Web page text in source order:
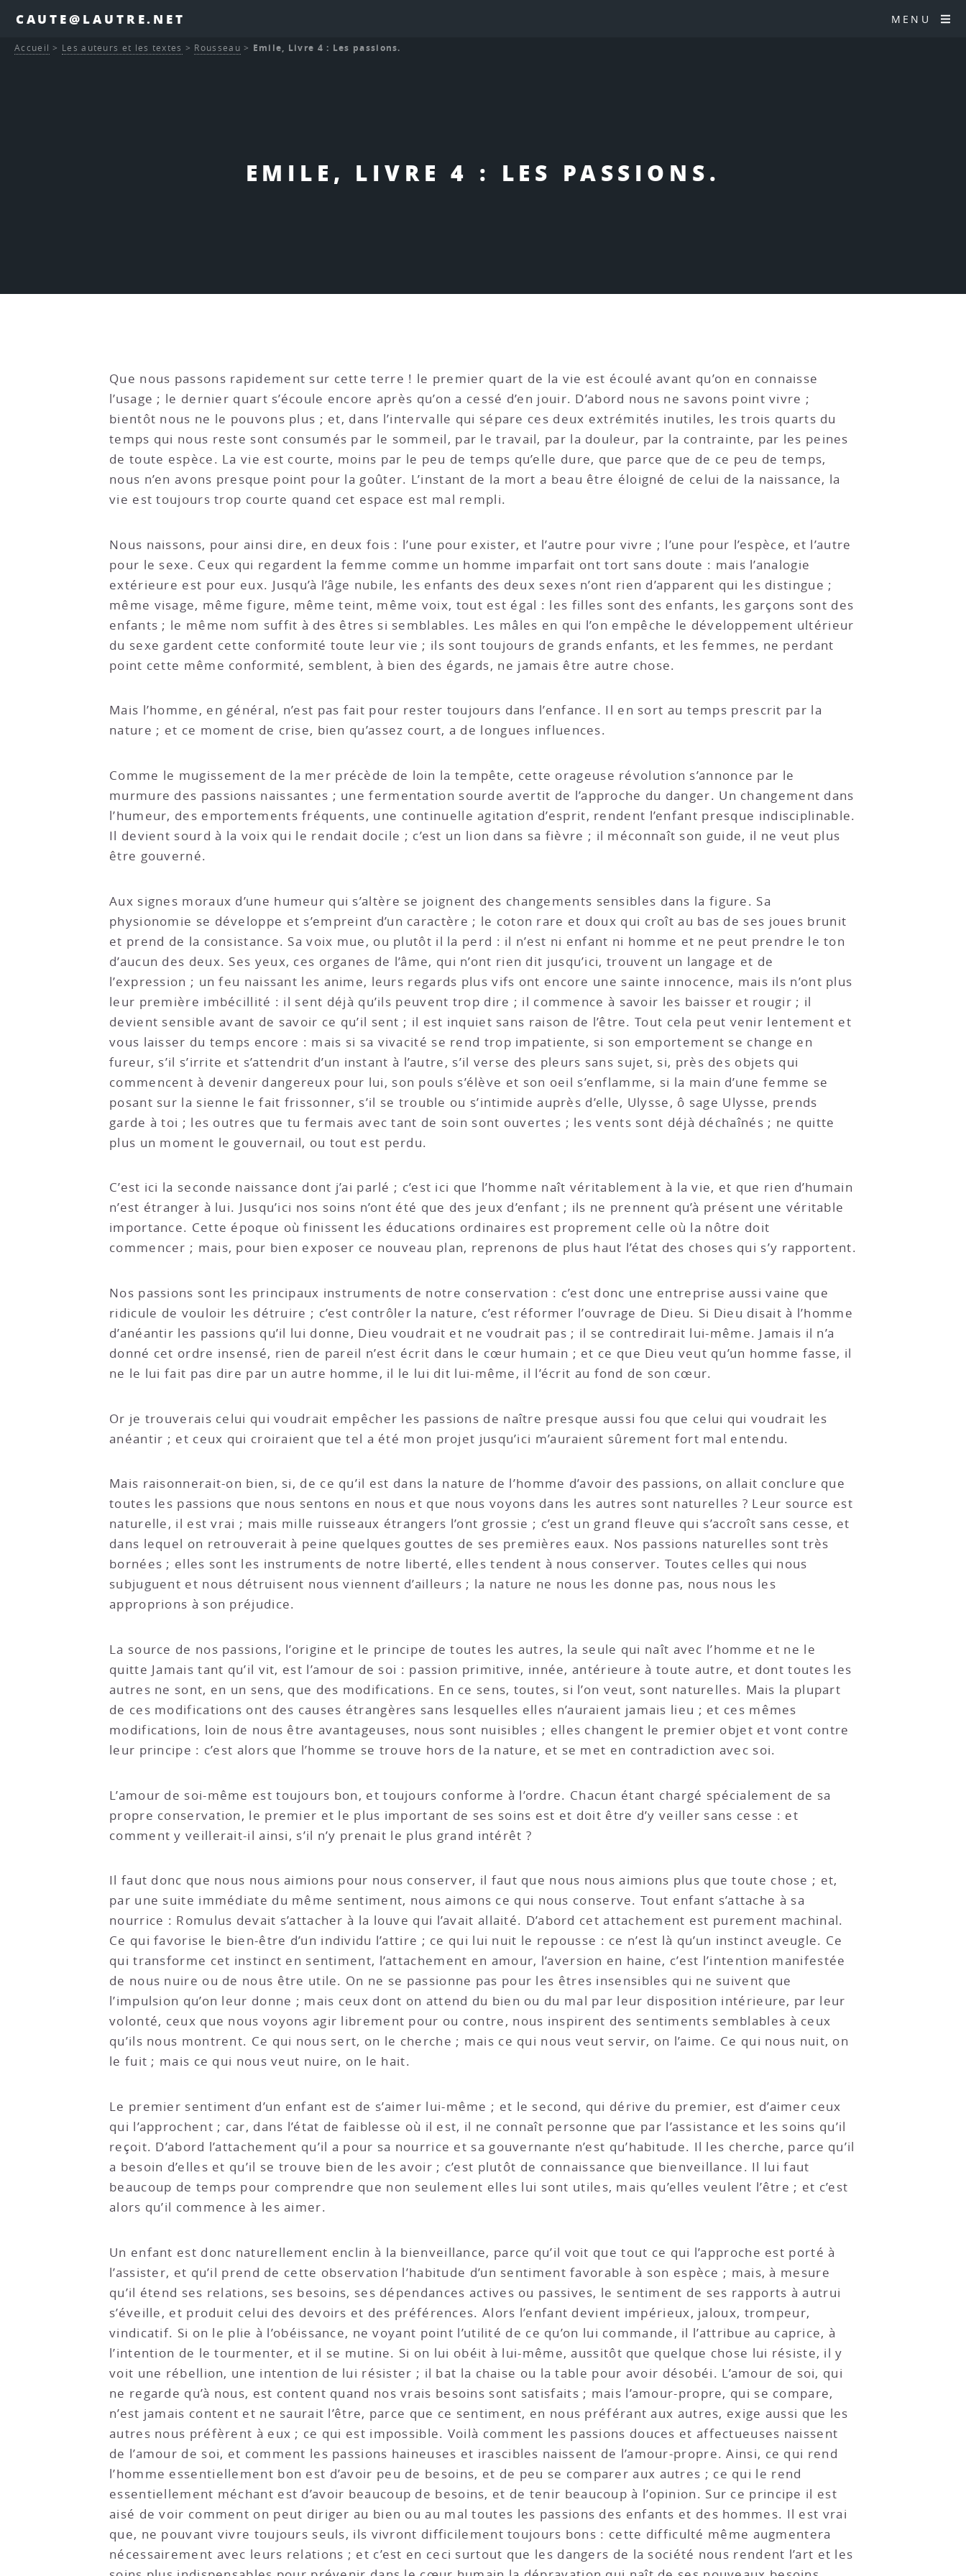
CAUTE@LAUTRE.NET MENU
EMILE, LIVRE 4 : LES PASSIONS.
Accueil > Les auteurs et les textes > Rousseau > Emile, Livre 4 : Les passions.
Que nous passons rapidement sur cette terre ! le premier quart de la vie est écoulé avant qu’on en connaisse
l’usage ; le dernier quart s’écoule encore après qu’on a cessé d’en jouir. D’abord nous ne savons point vivre ;
bientôt nous ne le pouvons plus ; et, dans l’intervalle qui sépare ces deux extrémités inutiles, les trois quarts du
temps qui nous reste sont consumés par le sommeil, par le travail, par la douleur, par la contrainte, par les peines
de toute espèce. La vie est courte, moins par le peu de temps qu’elle dure, que parce que de ce peu de temps,
nous n’en avons presque point pour la goûter. L’instant de la mort a beau être éloigné de celui de la naissance, la
vie est toujours trop courte quand cet espace est mal rempli.
Nous naissons, pour ainsi dire, en deux fois : l’une pour exister, et l’autre pour vivre ; l’une pour l’espèce, et l’autre
pour le sexe. Ceux qui regardent la femme comme un homme imparfait ont tort sans doute : mais l’analogie
extérieure est pour eux. Jusqu’à l’âge nubile, les enfants des deux sexes n’ont rien d’apparent qui les distingue ;
même visage, même figure, même teint, même voix, tout est égal : les filles sont des enfants, les garçons sont des
enfants ; le même nom suffit à des êtres si semblables. Les mâles en qui l’on empêche le développement ultérieur
du sexe gardent cette conformité toute leur vie ; ils sont toujours de grands enfants, et les femmes, ne perdant
point cette même conformité, semblent, à bien des égards, ne jamais être autre chose.
Mais l’homme, en général, n’est pas fait pour rester toujours dans l’enfance. Il en sort au temps prescrit par la
nature ; et ce moment de crise, bien qu’assez court, a de longues influences.
Comme le mugissement de la mer précède de loin la tempête, cette orageuse révolution s’annonce par le
murmure des passions naissantes ; une fermentation sourde avertit de l’approche du danger. Un changement dans
l’humeur, des emportements fréquents, une continuelle agitation d’esprit, rendent l’enfant presque indisciplinable.
Il devient sourd à la voix qui le rendait docile ; c’est un lion dans sa fièvre ; il méconnaît son guide, il ne veut plus
être gouverné.
Aux signes moraux d’une humeur qui s’altère se joignent des changements sensibles dans la figure. Sa
physionomie se développe et s’empreint d’un caractère ; le coton rare et doux qui croît au bas de ses joues brunit
et prend de la consistance. Sa voix mue, ou plutôt il la perd : il n’est ni enfant ni homme et ne peut prendre le ton
d’aucun des deux. Ses yeux, ces organes de l’âme, qui n’ont rien dit jusqu’ici, trouvent un langage et de
l’expression ; un feu naissant les anime, leurs regards plus vifs ont encore une sainte innocence, mais ils n’ont plus
leur première imbécillité : il sent déjà qu’ils peuvent trop dire ; il commence à savoir les baisser et rougir ; il
devient sensible avant de savoir ce qu’il sent ; il est inquiet sans raison de l’être. Tout cela peut venir lentement et
vous laisser du temps encore : mais si sa vivacité se rend trop impatiente, si son emportement se change en
fureur, s’il s’irrite et s’attendrit d’un instant à l’autre, s’il verse des pleurs sans sujet, si, près des objets qui
commencent à devenir dangereux pour lui, son pouls s’élève et son oeil s’enflamme, si la main d’une femme se
posant sur la sienne le fait frissonner, s’il se trouble ou s’intimide auprès d’elle, Ulysse, ô sage Ulysse, prends
garde à toi ; les outres que tu fermais avec tant de soin sont ouvertes ; les vents sont déjà déchaînés ; ne quitte
plus un moment le gouvernail, ou tout est perdu.
C’est ici la seconde naissance dont j’ai parlé ; c’est ici que l’homme naît véritablement à la vie, et que rien d’humain
n’est étranger à lui. Jusqu’ici nos soins n’ont été que des jeux d’enfant ; ils ne prennent qu’à présent une véritable
importance. Cette époque où finissent les éducations ordinaires est proprement celle où la nôtre doit
commencer ; mais, pour bien exposer ce nouveau plan, reprenons de plus haut l’état des choses qui s’y rapportent.
Nos passions sont les principaux instruments de notre conservation : c’est donc une entreprise aussi vaine que
ridicule de vouloir les détruire ; c’est contrôler la nature, c’est réformer l’ouvrage de Dieu. Si Dieu disait à l’homme
d’anéantir les passions qu’il lui donne, Dieu voudrait et ne voudrait pas ; il se contredirait lui-même. Jamais il n’a
donné cet ordre insensé, rien de pareil n’est écrit dans le cœur humain ; et ce que Dieu veut qu’un homme fasse, il
ne le lui fait pas dire par un autre homme, il le lui dit lui-même, il l’écrit au fond de son cœur.
Or je trouverais celui qui voudrait empêcher les passions de naître presque aussi fou que celui qui voudrait les
anéantir ; et ceux qui croiraient que tel a été mon projet jusqu’ici m’auraient sûrement fort mal entendu.
Mais raisonnerait-on bien, si, de ce qu’il est dans la nature de l’homme d’avoir des passions, on allait conclure que
toutes les passions que nous sentons en nous et que nous voyons dans les autres sont naturelles ? Leur source est
naturelle, il est vrai ; mais mille ruisseaux étrangers l’ont grossie ; c’est un grand fleuve qui s’accroît sans cesse, et
dans lequel on retrouverait à peine quelques gouttes de ses premières eaux. Nos passions naturelles sont très
bornées ; elles sont les instruments de notre liberté, elles tendent à nous conserver. Toutes celles qui nous
subjuguent et nous détruisent nous viennent d’ailleurs ; la nature ne nous les donne pas, nous nous les
approprions à son préjudice.
La source de nos passions, l’origine et le principe de toutes les autres, la seule qui naît avec l’homme et ne le
quitte Jamais tant qu’il vit, est l’amour de soi : passion primitive, innée, antérieure à toute autre, et dont toutes les
autres ne sont, en un sens, que des modifications. En ce sens, toutes, si l’on veut, sont naturelles. Mais la plupart
de ces modifications ont des causes étrangères sans lesquelles elles n’auraient jamais lieu ; et ces mêmes
modifications, loin de nous être avantageuses, nous sont nuisibles ; elles changent le premier objet et vont contre
leur principe : c’est alors que l’homme se trouve hors de la nature, et se met en contradiction avec soi.
L’amour de soi-même est toujours bon, et toujours conforme à l’ordre. Chacun étant chargé spécialement de sa
propre conservation, le premier et le plus important de ses soins est et doit être d’y veiller sans cesse : et
comment y veillerait-il ainsi, s’il n’y prenait le plus grand intérêt ?
Il faut donc que nous nous aimions pour nous conserver, il faut que nous nous aimions plus que toute chose ; et,
par une suite immédiate du même sentiment, nous aimons ce qui nous conserve. Tout enfant s’attache à sa
nourrice : Romulus devait s’attacher à la louve qui l’avait allaité. D’abord cet attachement est purement machinal.
Ce qui favorise le bien-être d’un individu l’attire ; ce qui lui nuit le repousse : ce n’est là qu’un instinct aveugle. Ce
qui transforme cet instinct en sentiment, l’attachement en amour, l’aversion en haine, c’est l’intention manifestée
de nous nuire ou de nous être utile. On ne se passionne pas pour les êtres insensibles qui ne suivent que
l’impulsion qu’on leur donne ; mais ceux dont on attend du bien ou du mal par leur disposition intérieure, par leur
volonté, ceux que nous voyons agir librement pour ou contre, nous inspirent des sentiments semblables à ceux
qu’ils nous montrent. Ce qui nous sert, on le cherche ; mais ce qui nous veut servir, on l’aime. Ce qui nous nuit, on
le fuit ; mais ce qui nous veut nuire, on le hait.
Le premier sentiment d’un enfant est de s’aimer lui-même ; et le second, qui dérive du premier, est d’aimer ceux
qui l’approchent ; car, dans l’état de faiblesse où il est, il ne connaît personne que par l’assistance et les soins qu’il
reçoit. D’abord l’attachement qu’il a pour sa nourrice et sa gouvernante n’est qu’habitude. Il les cherche, parce qu’il
a besoin d’elles et qu’il se trouve bien de les avoir ; c’est plutôt de connaissance que bienveillance. Il lui faut
beaucoup de temps pour comprendre que non seulement elles lui sont utiles, mais qu’elles veulent l’être ; et c’est
alors qu’il commence à les aimer.
Un enfant est donc naturellement enclin à la bienveillance, parce qu’il voit que tout ce qui l’approche est porté à
l’assister, et qu’il prend de cette observation l’habitude d’un sentiment favorable à son espèce ; mais, à mesure
qu’il étend ses relations, ses besoins, ses dépendances actives ou passives, le sentiment de ses rapports à autrui
s’éveille, et produit celui des devoirs et des préférences. Alors l’enfant devient impérieux, jaloux, trompeur,
vindicatif. Si on le plie à l’obéissance, ne voyant point l’utilité de ce qu’on lui commande, il l’attribue au caprice, à
l’intention de le tourmenter, et il se mutine. Si on lui obéit à lui-même, aussitôt que quelque chose lui résiste, il y
voit une rébellion, une intention de lui résister ; il bat la chaise ou la table pour avoir désobéi. L’amour de soi, qui
ne regarde qu’à nous, est content quand nos vrais besoins sont satisfaits ; mais l’amour-propre, qui se compare,
n’est jamais content et ne saurait l’être, parce que ce sentiment, en nous préférant aux autres, exige aussi que les
autres nous préfèrent à eux ; ce qui est impossible. Voilà comment les passions douces et affectueuses naissent
de l’amour de soi, et comment les passions haineuses et irascibles naissent de l’amour-propre. Ainsi, ce qui rend
l’homme essentiellement bon est d’avoir peu de besoins, et de peu se comparer aux autres ; ce qui le rend
essentiellement méchant est d’avoir beaucoup de besoins, et de tenir beaucoup à l’opinion. Sur ce principe il est
aisé de voir comment on peut diriger au bien ou au mal toutes les passions des enfants et des hommes. Il est vrai
que, ne pouvant vivre toujours seuls, ils vivront difficilement toujours bons : cette difficulté même augmentera
nécessairement avec leurs relations ; et c’est en ceci surtout que les dangers de la société nous rendent l’art et les